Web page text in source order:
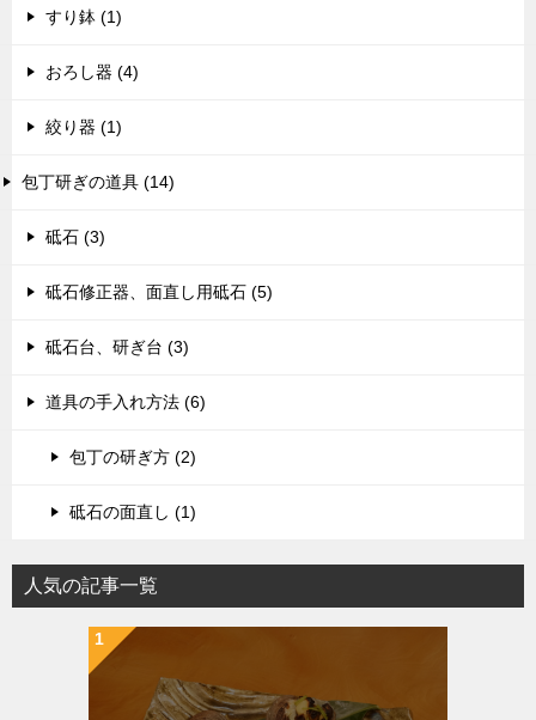
すり鉢 (1)
おろし器 (4)
絞り器 (1)
包丁研ぎの道具 (14)
砥石 (3)
砥石修正器、面直し用砥石 (5)
砥石台、研ぎ台 (3)
道具の手入れ方法 (6)
包丁の研ぎ方 (2)
砥石の面直し (1)
人気の記事一覧